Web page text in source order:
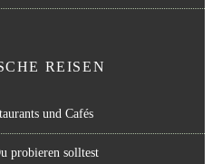
REISEN
und Cafés
probieren solltest